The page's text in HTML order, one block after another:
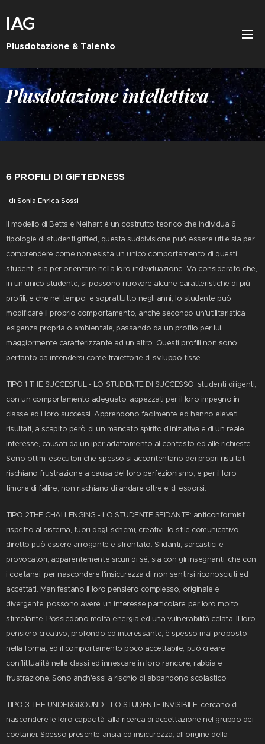
IAG
IntensaMente Associazione Gifted
Plusdotazione & Talento
Plusdotazione intellettiva
6 PROFILI DI GIFTEDNESS
di Sonia Enrica Sossi
Il modello di Betts e Neihart è un costrutto teorico che individua 6
tipologie di studenti gifted, questa suddivisione può essere utile sia per
comprendere come non esista un unico comportamento di questi
studenti, sia per orientare nella loro individuazione. Va considerato che,
in un unico studente, si possono ritrovare alcune caratteristiche di più
profili, e che nel tempo, e soprattutto negli anni, lo studente può
modificare il proprio comportamento, anche secondo un'utilitaristica
esigenza propria o ambientale, passando da un profilo per lui
maggiormente caratterizzante ad un altro. Questi profili non sono
pertanto da intendersi come traiettorie di sviluppo fisse.
TIPO 1 THE SUCCESFUL - LO STUDENTE DI SUCCESSO: studenti diligenti,
con un comportamento adeguato, appezzati per il loro impegno in
classe ed i loro successi. Apprendono facilmente ed hanno elevati
risultati, a scapito però di un mancato spirito d'iniziativa e di un reale
interesse, causati da un iper adattamento al contesto ed alle richieste.
Sono ottimi esecutori che spesso si accontentano dei propri risultati,
rischiano frustrazione a causa del loro perfezionismo, e per il loro
timore di fallire, non rischiano di andare oltre e di esporsi.
TIPO 2THE CHALLENGING - LO STUDENTE SFIDANTE: anticonformisti
rispetto al sistema, fuori dagli schemi, creativi, lo stile comunicativo
diretto può essere arrogante e sfrontato. Sfidanti, sarcastici e
provocatori, apparentemente sicuri di sé, sia con gli insegnanti, che con
i coetanei, per nascondere l'insicurezza di non sentirsi riconosciuti ed
accettati. Manifestano il loro pensiero complesso, originale e
divergente, possono avere un interesse particolare per loro molto
stimolante. Possiedono molta energia ed una vulnerabilità celata. Il loro
pensiero creativo, profondo ed interessante, è spesso mal proposto
nella forma, ed il comportamento poco accettabile, può creare
conflittualità nelle classi ed innescare in loro rancore, rabbia e
frustrazione. Sono anch'essi a rischio di abbandono scolastico.
TIPO 3 THE UNDERGROUND - LO STUDENTE INVISIBILE: cercano di
nascondere le loro capacità, alla ricerca di accettazione nel gruppo dei
coetanei. Spesso presente ansia ed insicurezza, all'origine della